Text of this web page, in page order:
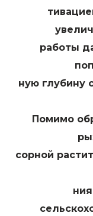
работы
ную глубину
Помимо
сорной